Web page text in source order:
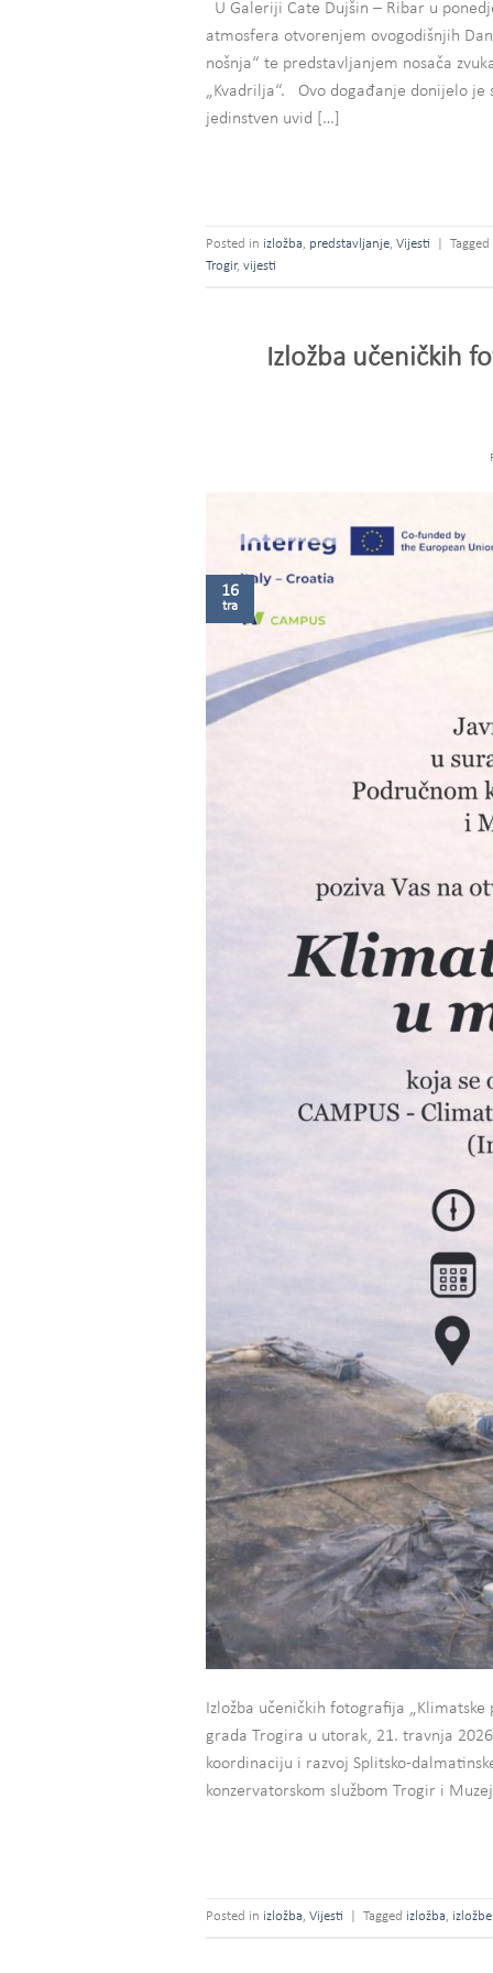
U Galeriji Cate Dujšin – Ribar u
atmosfera otvorenjem ovogodišnjih
nošnja“ te predstavljanjem nosača
„Kvadrilja“. Ovo događanje donijelo
jedinstven uvid […]
Posted in izložba, predstavljanje, Vijesti
Tagged
Trogir, vijesti
Izložba učeničkih
16
tra
Izložba učeničkih fotografija
grada Trogira u utorak, 21. travnja
koordinaciju i razvoj Splitsko-
konzervatorskom službom Trogir i
Posted in izložba, Vijesti Tagged izložba,